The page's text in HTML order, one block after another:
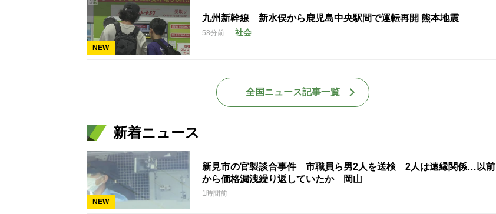
NEW
九州新幹線 新水俣から鹿児島中央駅間で運転再開 熊本地震
58分前 社会
全国ニュース記事一覧
新着ニュース
NEW
新見市の官製談合事件 市職員ら男2人を送検 2人は遠縁関係…以前
から価格漏洩繰り返していたか 岡山
1時間前